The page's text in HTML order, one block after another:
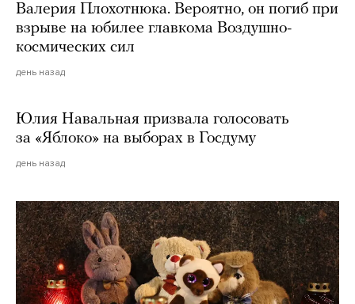
Валерия Плохотнюка. Вероятно, он погиб при
взрыве на юбилее главкома Воздушно-
космических сил
день назад
Юлия Навальная призвала голосовать
за «Яблоко» на выборах в Госдуму
день назад